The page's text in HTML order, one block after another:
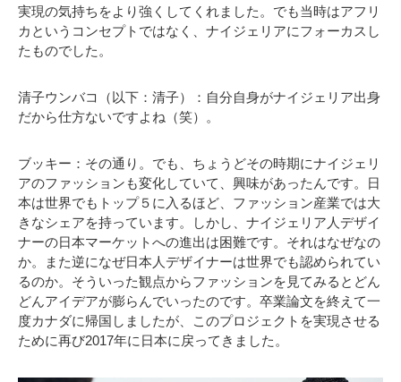
実現の気持ちをより強くしてくれました。でも当時はアフリ
カというコンセプトではなく、ナイジェリアにフォーカスし
たものでした。
清子ウンバコ（以下：清子）：自分自身がナイジェリア出身
だから仕方ないですよね（笑）。
ブッキー：その通り。でも、ちょうどその時期にナイジェリ
アのファッションも変化していて、興味があったんです。日
本は世界でもトップ５に入るほど、ファッション産業では大
きなシェアを持っています。しかし、ナイジェリア人デザイ
ナーの日本マーケットへの進出は困難です。それはなぜなの
か。また逆になぜ日本人デザイナーは世界でも認められてい
るのか。そういった観点からファッションを見てみるとどん
どんアイデアが膨らんでいったのです。卒業論文を終えて一
度カナダに帰国しましたが、このプロジェクトを実現させる
ために再び2017年に日本に戻ってきました。